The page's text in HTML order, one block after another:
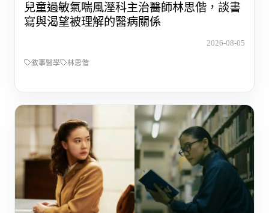
兒童過敏氣喘風溼科主治醫師林思偕，談書
寫與渴望被理解的醫病關係
2026-08-05
敘事醫學 林思偕